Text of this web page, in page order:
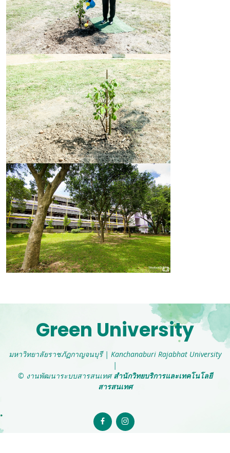
Green University
มหาวิทยาลัยราชภัฏกาญจนบุรี| Kanchanaburi Rajabhat University
|
© งานพัฒนาระบบสารสนเทศสำนักวิทยบริการและเทคโนโลยี
สารสนเทศ